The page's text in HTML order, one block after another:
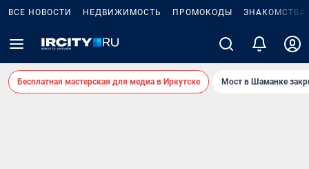
ВСЕ НОВОСТИ НЕДВИЖИМОСТЬ ПРОМОКОДЫ ЗНАКОМСТВА
Бесплатная мастерская для медиа в Иркутске Мост в Шаманке